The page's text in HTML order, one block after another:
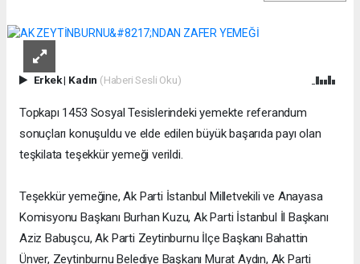
Erkek| Kadın (Haberi Sesli Oku)
Topkapı 1453 Sosyal Tesislerindeki yemekte referandum
sonuçları konuşuldu ve elde edilen büyük başarıda payı olan
teşkilata teşekkür yemeği verildi.
Teşekkür yemeğine, Ak Parti İstanbul Milletvekili ve Anayasa
Komisyonu Başkanı Burhan Kuzu, Ak Parti İstanbul İl Başkanı
Aziz Babuşcu, Ak Parti Zeytinburnu İlçe Başkanı Bahattin
Ünver, Zeytinburnu Belediye Başkanı Murat Aydın, Ak Parti